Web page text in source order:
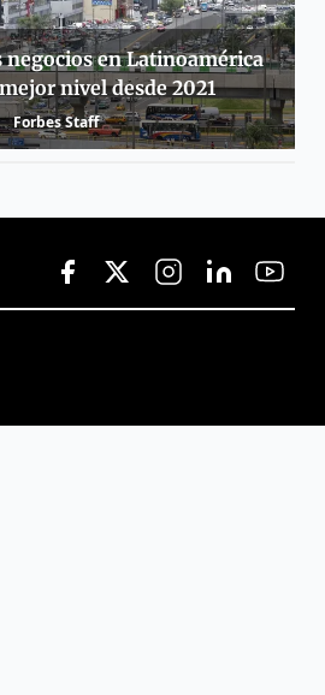
negocios en Latinoamérica
nivel desde 2021
Forbes Staff